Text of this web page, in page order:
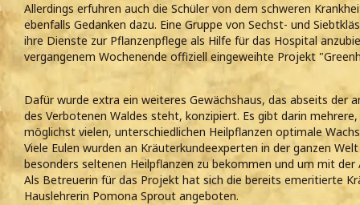
Allerdings erfuhren auch die Schüler von dem schweren
ebenfalls Gedanken dazu. Eine Gruppe von Sechst- und
ihre Dienste zur Pflanzenpflege als Hilfe für das Hospital
vergangenem Wochenende offiziell eingeweihte Projekt
Dafür wurde extra ein weiteres Gewächshaus, das abseits der
des Verbotenen Waldes steht, konzipiert. Es gibt darin
möglichst vielen, unterschiedlichen Heilpflanzen optimale
Viele Eulen wurden an Kräuterkundeexperten in der ganzen
besonders seltenen Heilpflanzen zu bekommen und um mit der
Als Betreuerin für das Projekt hat sich die bereits emeritierte
Hauslehrerin Pomona Sprout angeboten.